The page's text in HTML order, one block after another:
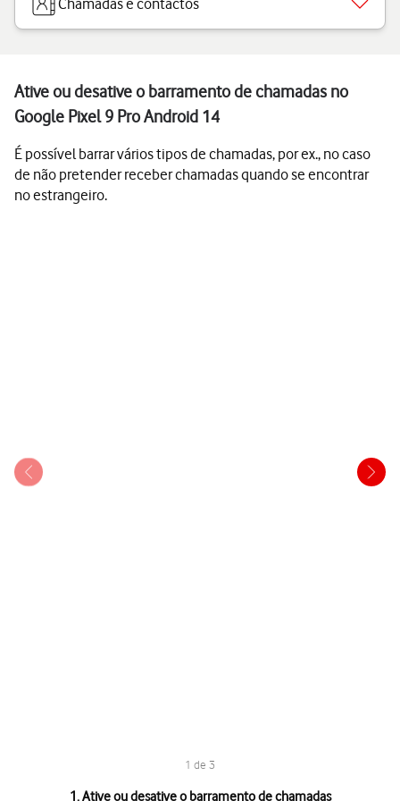
Chamadas e contactos
Ative ou desative o barramento de chamadas no
Google Pixel 9 Pro Android 14
É possível barrar vários tipos de chamadas, por ex., no caso
de não pretender receber chamadas quando se encontrar
no estrangeiro.
1 de 3
1. Ative ou desative o barramento de chamadas